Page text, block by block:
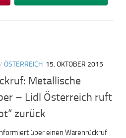
/ ÖSTERREICH 15. OKTOBER 2015
Metallische
– Lidl Österreich ruft
zurück
über einen Warenrückruf